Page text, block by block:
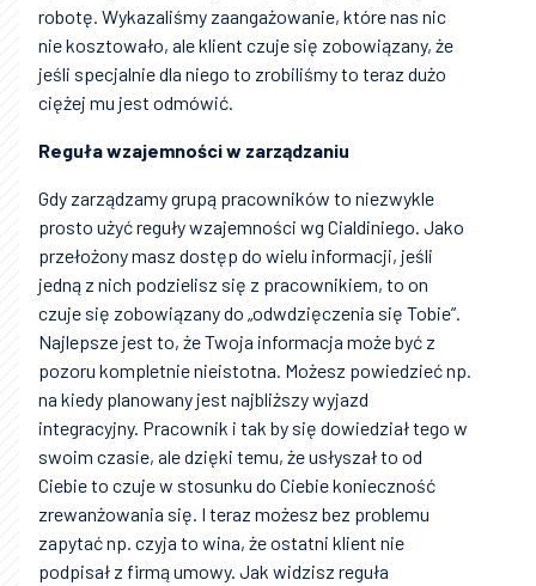
robotę. Wykazaliśmy zaangażowanie, które nas nic
nie kosztowało, ale klient czuje się zobowiązany, że
jeśli specjalnie dla niego to zrobiliśmy to teraz dużo
ciężej mu jest odmówić.
Reguła wzajemności w zarządzaniu
Gdy zarządzamy grupą pracowników to niezwykle
prosto użyć reguły wzajemności wg Cialdiniego. Jako
przełożony masz dostęp do wielu informacji, jeśli
jedną z nich podzielisz się z pracownikiem, to on
czuje się zobowiązany do „odwdzięczenia się Tobie”.
Najlepsze jest to, że Twoja informacja może być z
pozoru kompletnie nieistotna. Możesz powiedzieć np.
na kiedy planowany jest najbliższy wyjazd
integracyjny. Pracownik i tak by się dowiedział tego w
swoim czasie, ale dzięki temu, że usłyszał to od
Ciebie to czuje w stosunku do Ciebie konieczność
zrewanżowania się. I teraz możesz bez problemu
zapytać np. czyja to wina, że ostatni klient nie
podpisał z firmą umowy. Jak widzisz reguła